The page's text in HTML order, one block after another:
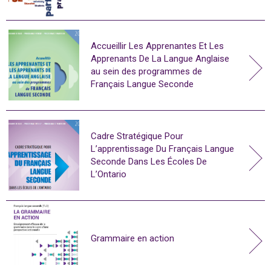
Accueillir Les Apprenantes Et Les
Apprenants De La Langue Anglaise
au sein des programmes de
Français Langue Seconde
Cadre Stratégique Pour
L’apprentissage Du Français Langue
Seconde Dans Les Écoles De
L’Ontario
Grammaire en action